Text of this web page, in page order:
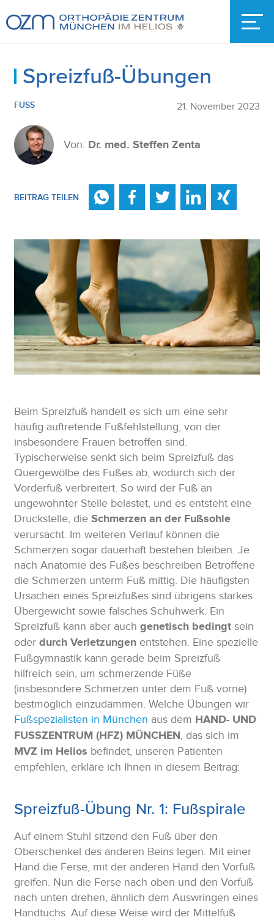
Spreizfuß-Übungen
FUSS 21. November 2023
Von: Dr. med. Steffen Zenta
BEITRAG TEILEN
Beim Spreizfuß handelt es sich um eine sehr
häufig auftretende Fußfehlstellung, von der
insbesondere Frauen betroffen sind.
Typischerweise senkt sich beim Spreizfuß das
Quergewölbe des Fußes ab, wodurch sich der
Vorderfuß verbreitert. So wird der Fuß an
ungewohnter Stelle belastet, und es entsteht eine
Druckstelle, die Schmerzen an der Fußsohle
verursacht. Im weiteren Verlauf können die
Schmerzen sogar dauerhaft bestehen bleiben. Je
nach Anatomie des Fußes beschreiben Betroffene
die Schmerzen unterm Fuß mittig. Die häufigsten
Ursachen eines Spreizfußes sind übrigens starkes
Übergewicht sowie falsches Schuhwerk. Ein
Spreizfuß kann aber auch genetisch bedingt sein
oder durch Verletzungen entstehen. Eine spezielle
Fußgymnastik kann gerade beim Spreizfuß
hilfreich sein, um schmerzende Füße
(insbesondere Schmerzen unter dem Fuß vorne)
bestmöglich einzudämmen. Welche Übungen wir
Fußspezialisten in München aus dem HAND- UND
FUSSZENTRUM (HFZ) MÜNCHEN, das sich im
MVZ im Helios befindet, unseren Patienten
empfehlen, erkläre ich Ihnen in diesem Beitrag:
Spreizfuß-Übung Nr. 1: Fußspirale
Auf einem Stuhl sitzend den Fuß über den
Oberschenkel des anderen Beins legen. Mit einer
Hand die Ferse, mit der anderen Hand den Vorfuß
greifen. Nun die Ferse nach oben und den Vorfuß
nach unten drehen, ähnlich dem Auswringen eines
Handtuchs. Auf diese Weise wird der Mittelfuß